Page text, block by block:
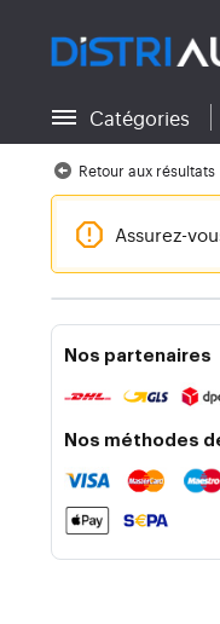
Retour aux
Catégories
Retour aux résultats
Assurez-
Nos partenaires
Nos méthodes